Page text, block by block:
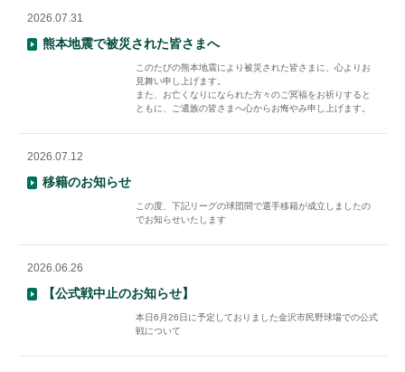
2026.07.31
熊本地震で被災された皆さまへ
このたびの熊本地震により被災された皆さまに、心よりお
見舞い申し上げます。
また、お亡くなりになられた方々のご冥福をお祈りすると
ともに、ご遺族の皆さまへ心からお悔やみ申し上げます。
2026.07.12
移籍のお知らせ
この度、下記リーグの球団間で選手移籍が成立しましたの
でお知らせいたします
2026.06.26
【公式戦中止のお知らせ】
本日6月26日に予定しておりました金沢市民野球場での公式
戦について